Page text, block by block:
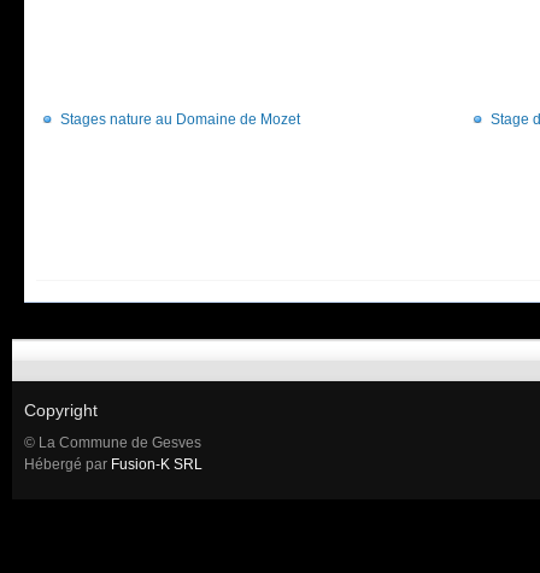
Stages nature au Domaine de Mozet Stage
Copyright
© La Commune de Gesves
Hébergé par Fusion-K SRL